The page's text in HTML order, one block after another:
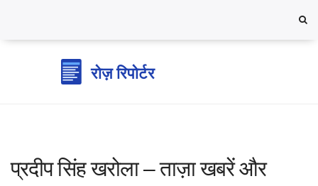
प्रदीप सिंह खरोला – ताज़ा खबरें और